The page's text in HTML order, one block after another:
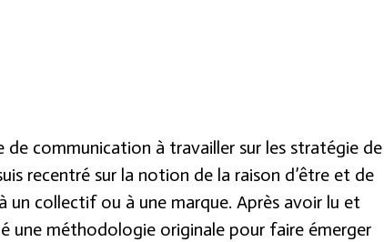
de communication à travailler sur les stratégie de
recentré sur la notion de la raison d’être et de
un collectif ou à une marque. Après avoir lu et
une méthodologie originale pour faire émerger